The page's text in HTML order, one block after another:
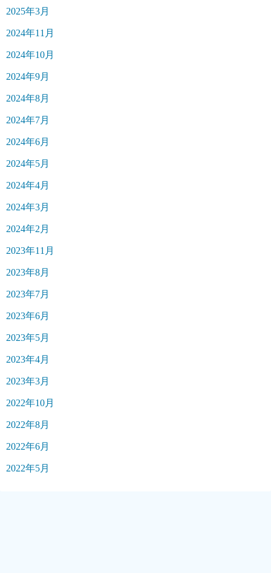
2025年3月
2024年11月
2024年10月
2024年9月
2024年8月
2024年7月
2024年6月
2024年5月
2024年4月
2024年3月
2024年2月
2023年11月
2023年8月
2023年7月
2023年6月
2023年5月
2023年4月
2023年3月
2022年10月
2022年8月
2022年6月
2022年5月